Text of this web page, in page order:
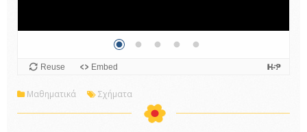
Μαθηματικά Σχήματα